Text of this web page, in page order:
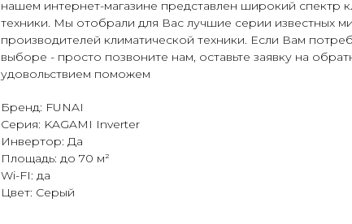
нашем интернет-магазине представлен широкий спектр
техники. Мы отобрали для Вас лучшие серии известных
производителей климатической техники. Если Вам
выборе - просто позвоните нам, оставьте заявку на
удовольствием поможем
Бренд: FUNAI
Серия: KAGAMI Inverter
Инвертор: Да
Площадь: до 70 м²
Wi-FI: да
Цвет: Серый